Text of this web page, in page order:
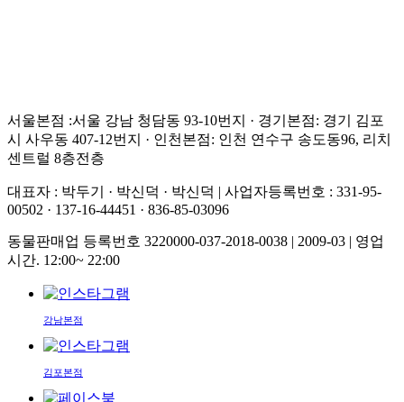
서울본점 :서울 강남 청담동 93-10번지 · 경기본점: 경기 김포
시 사우동 407-12번지 · 인천본점: 인천 연수구 송도동96, 리치
센트럴 8층전층
대표자 : 박두기 · 박신덕 · 박신덕 | 사업자등록번호 : 331-95-
00502 · 137-16-44451 · 836-85-03096
동물판매업 등록번호 3220000-037-2018-0038 | 2009-03 | 영업
시간. 12:00~ 22:00
강남본점
김포본점